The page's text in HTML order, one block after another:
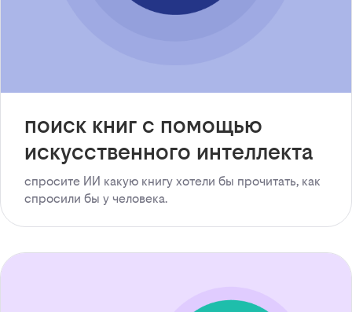
поиск книг с помощью
искусственного интеллекта
спросите ИИ какую книгу хотели бы прочитать, как
спросили бы у человека.